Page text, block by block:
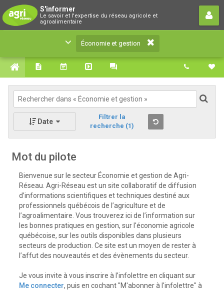
S'informer
Le savoir et l'expertise du réseau agricole et
agroalimentaire
Économie et gestion
Le savoir et l'expertise du réseau agricole et
agroalimentaire
Économie et gestion
Date
Filtrer la
recherche (1)
Mot du pilote
Bienvenue sur le secteur Économie et gestion de Agri-
Réseau. Agri-Réseau est un site collaboratif de diffusion
d’informations scientifiques et techniques destiné aux
professionnels québécois de l’agriculture et de
l’agroalimentaire. Vous trouverez ici de l’information sur
les bonnes pratiques en gestion, sur l'économie agricole
québécoise, sur les outils disponibles dans plusieurs
secteurs de production. Ce site est un moyen de rester à
l’affut des nouveautés et des évènements du secteur.
Je vous invite à vous inscrire à l’infolettre en cliquant sur
Me connecter, puis en cochant "M'abonner à l'infolettre" à